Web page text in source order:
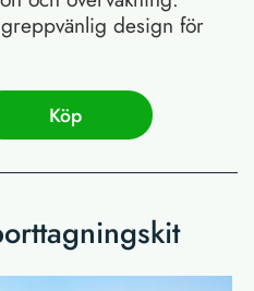
design för
Köp